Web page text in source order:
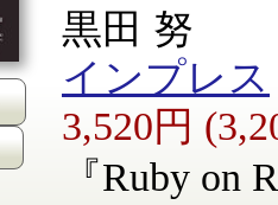
黒田 努
インプレス
3,520円
『Ruby on